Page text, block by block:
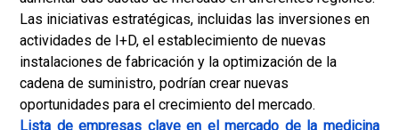
Las iniciativas estratégicas, incluidas las inversiones en
actividades de I+D, el establecimiento de nuevas
instalaciones de fabricación y la optimización de la
cadena de suministro, podrían crear nuevas
oportunidades para el crecimiento del mercado.
Lista de empresas clave en el mercado de la medicina